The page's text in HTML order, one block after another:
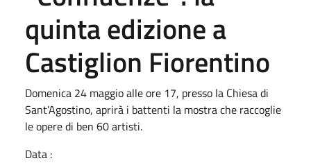
quinta edizione a
Castiglion Fiorentino
Domenica 24 maggio alle ore 17, presso la Chiesa di
Sant’Agostino, aprirà i battenti la mostra che raccoglie
le opere di ben 60 artisti.
Data :